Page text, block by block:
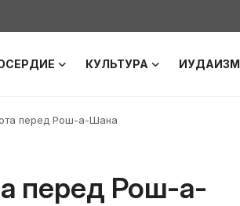
КУЛЬТУРА ИУДАИЗМ
перед Рош-а-Шана
перед Рош-а-